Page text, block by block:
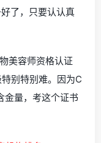
了，只要认认真
美容师资格认证
别特别难。因为C
金量，考这个证书